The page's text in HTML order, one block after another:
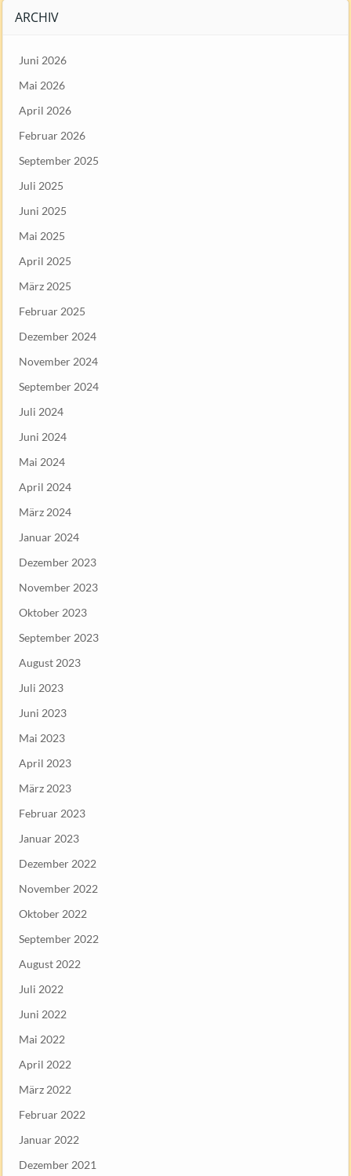
ARCHIV
Juni 2026
Mai 2026
April 2026
Februar 2026
September 2025
Juli 2025
Juni 2025
Mai 2025
April 2025
März 2025
Februar 2025
Dezember 2024
November 2024
September 2024
Juli 2024
Juni 2024
Mai 2024
April 2024
März 2024
Januar 2024
Dezember 2023
November 2023
Oktober 2023
September 2023
August 2023
Juli 2023
Juni 2023
Mai 2023
April 2023
März 2023
Februar 2023
Januar 2023
Dezember 2022
November 2022
Oktober 2022
September 2022
August 2022
Juli 2022
Juni 2022
Mai 2022
April 2022
März 2022
Februar 2022
Januar 2022
Dezember 2021